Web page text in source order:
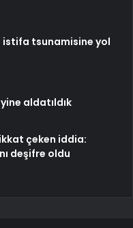
istifa tsunamisine yol
aldatıldık
çeken iddia:
deşifre oldu